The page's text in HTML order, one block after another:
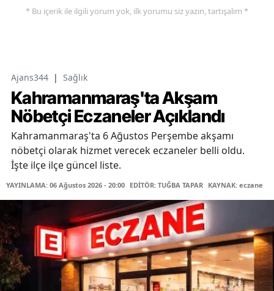
* Bu içerik ile ilgili yorum yok, ilk yorumu siz yazın, tartışalım *
Ajans344 | Sağlık
Kahramanmaraş'ta Akşam
Nöbetçi Eczaneler Açıklandı
Kahramanmaraş'ta 6 Ağustos Perşembe akşamı
nöbetçi olarak hizmet verecek eczaneler belli oldu.
İşte ilçe ilçe güncel liste.
YAYINLAMA: 06 Ağustos 2026 - 20:00 EDİTÖR: TUĞBA TAPAR KAYNAK: eczane